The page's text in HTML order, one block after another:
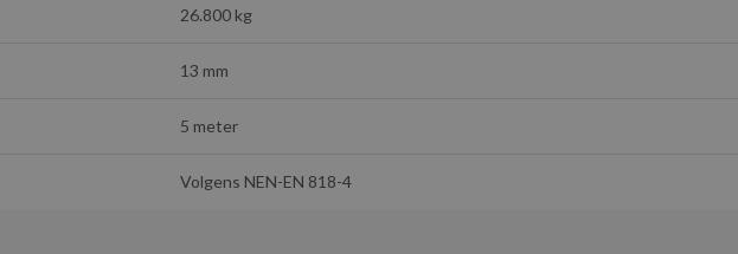
26.800 kg
13 mm
5 meter
Volgens NEN-EN 818-4